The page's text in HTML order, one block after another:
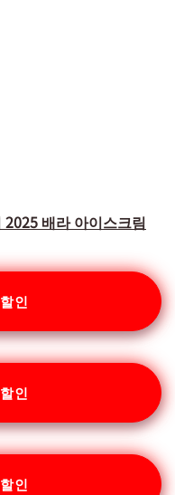
배라 아이스크림
인
인
인